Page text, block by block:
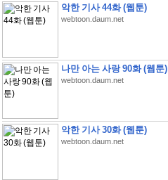
악한 기사 44화 (웹툰)
webtoon.daum.net
나만 아는 사랑 90화 (웹툰)
webtoon.daum.net
악한 기사 30화 (웹툰)
webtoon.daum.net